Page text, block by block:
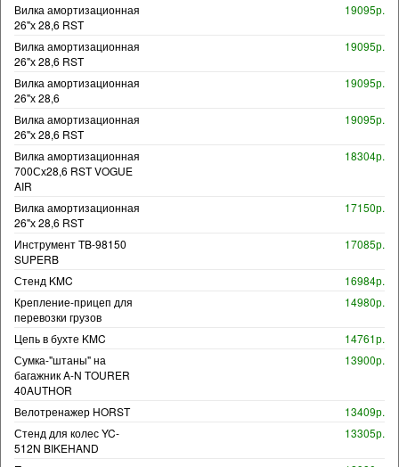
Вилка амортизационная
26"х 28,6 RST
19095р.
Вилка амортизационная
26"х 28,6 RST
19095р.
Вилка амортизационная
26"х 28,6
19095р.
Вилка амортизационная
26"х 28,6 RST
19095р.
Вилка амортизационная
700Сх28,6 RST VOGUE
AIR
18304р.
Вилка амортизационная
26"х 28,6 RST
17150р.
Инструмент TB-98150
SUPERB
17085р.
Стенд KMC
16984р.
Крепление-прицеп для
перевозки грузов
14980р.
Цепь в бухте KMC
14761р.
Сумка-"штаны" на
багажник A-N TOURER
40AUTHOR
13900р.
Велотренажер HORST
13409р.
Стенд для колес YC-
512N BIKEHAND
13305р.